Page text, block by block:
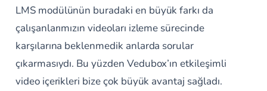
LMS modülünün buradaki en büyük farkı da
çalışanlarımızın videoları izleme sürecinde
karşılarına beklenmedik anlarda sorular
çıkarmasıydı. Bu yüzden Vedubox’ın etkileşimli
video içerikleri bize çok büyük avantaj sağladı.